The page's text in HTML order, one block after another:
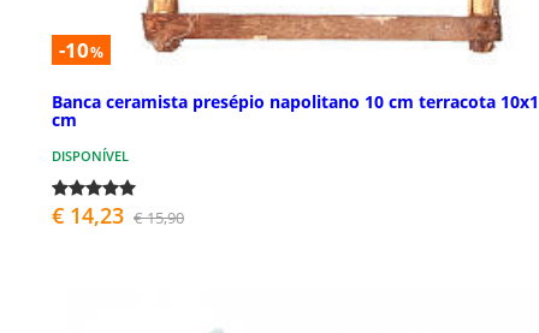
-10%
Banca ceramista presépio napolitano 10 cm terracota
cm
DISPONÍVEL
€ 14,23 € 15,90